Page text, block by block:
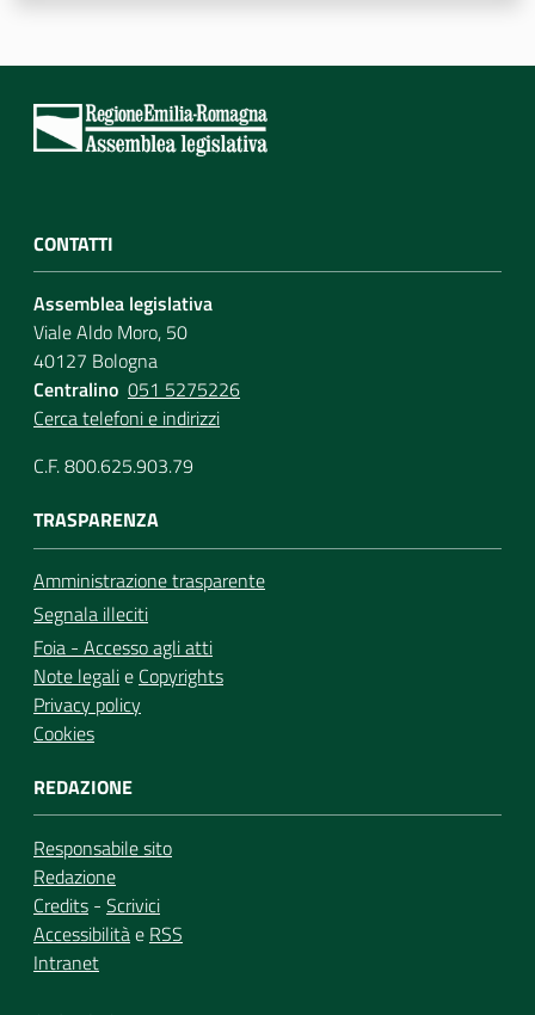
CONTATTI
Assemblea legislativa
Viale Aldo Moro, 50
40127 Bologna
Centralino 051 5275226
Cerca telefoni e indirizzi
C.F. 800.625.903.79
TRASPARENZA
Amministrazione trasparente
Segnala illeciti
Foia - Accesso agli atti
Note legalie Copyrights
Privacy policy
Cookies
REDAZIONE
Responsabile sito
Redazione
Credits - Scrivici
Accessibilitàe RSS
Intranet